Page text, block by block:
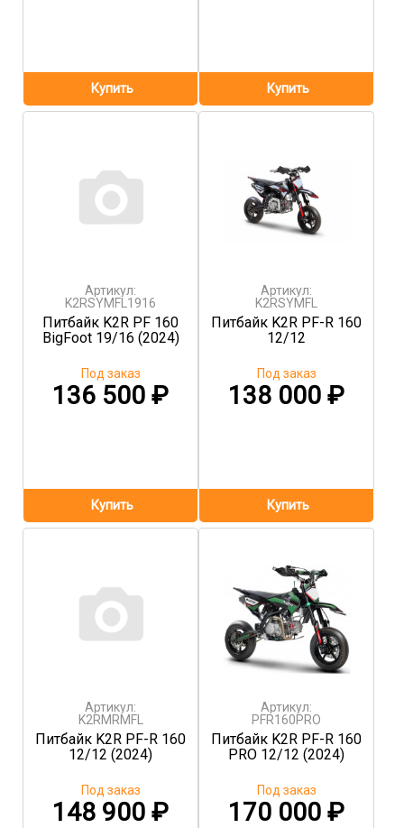
Артикул:
K2RSYMFL1916
Питбайк K2R PF 160
BigFoot 19/16 (2024)
136 500 ₽
Под заказ
Артикул:
K2RSYMFL
Питбайк K2R PF-R 160
12/12
138 000₽
Под заказ
Артикул:
K2RMRMFL
Питбайк K2R PF-R 160
12/12 (2024)
148 900 ₽
Под заказ
Артикул:
PFR160PRO
Питбайк K2R PF-R 160
PRO 12/12 (2024)
170 000₽
Под заказ